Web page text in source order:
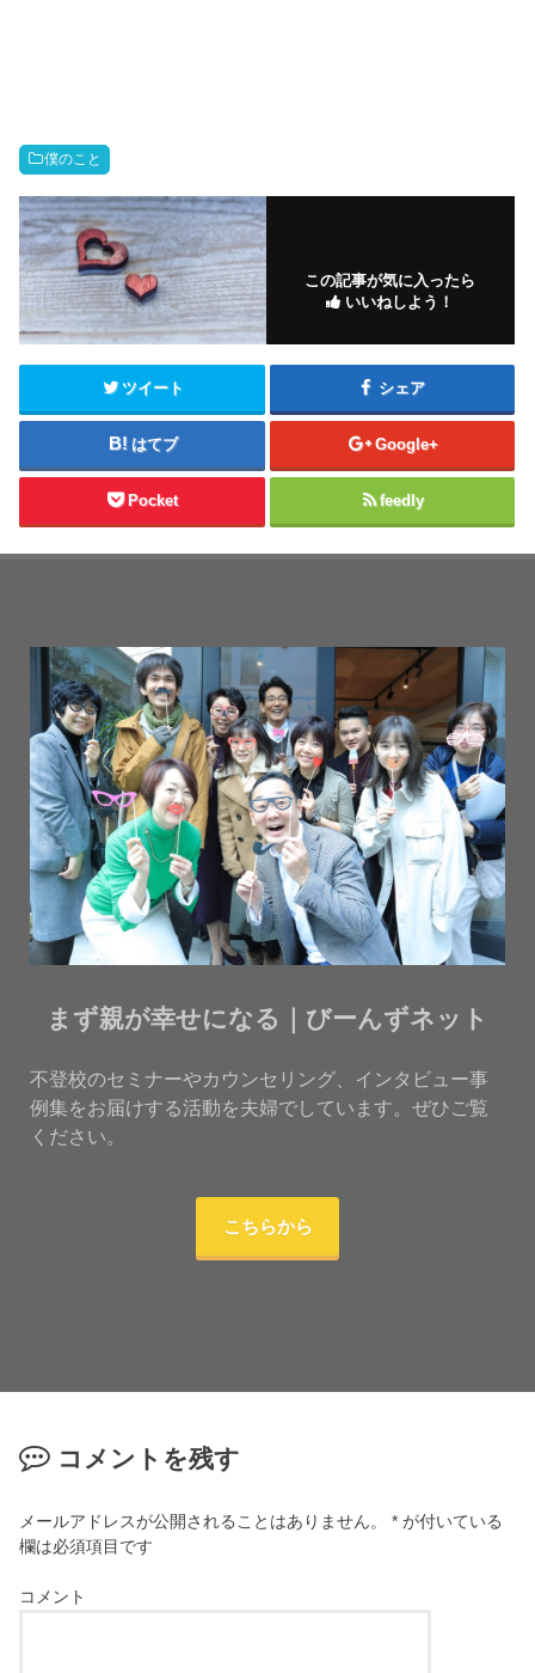
僕のこと
この記事が気に入ったら
いいねしよう！
ツイート シェア
はてブ Google+
Pocket feedly
まず親が幸せになる｜びーんずネット
不登校のセミナーやカウンセリング、インタビュー事
例集をお届けする活動を夫婦でしています。ぜひご覧
ください。
こちらから
コメントを残す
メールアドレスが公開されることはありません。 * が付いている
欄は必須項目です
コメント